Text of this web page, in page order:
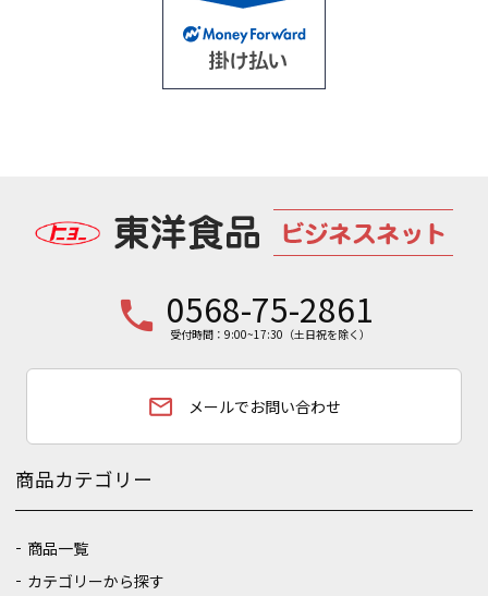
phone 0568-75-2861
受付時間：9:00~17:30（土日祝を除く）
email メールでお問い合わせ
商品カテゴリー
商品一覧
カテゴリーから探す